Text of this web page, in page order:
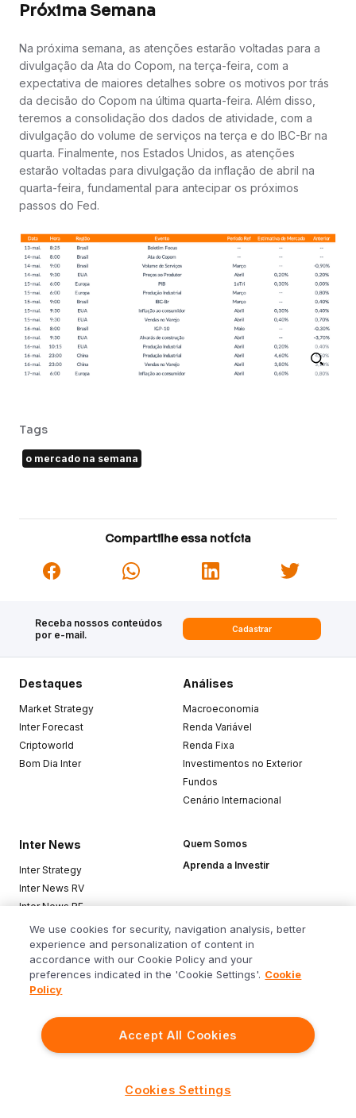
Próxima Semana
Na próxima semana, as atenções estarão voltadas para a
divulgação da Ata do Copom, na terça-feira, com a
expectativa de maiores detalhes sobre os motivos por trás
da decisão do Copom na última quarta-feira. Além disso,
teremos a consolidação dos dados de atividade, com a
divulgação do volume de serviços na terça e do IBC-Br na
quarta. Finalmente, nos Estados Unidos, as atenções
estarão voltadas para divulgação da inflação de abril na
quarta-feira, fundamental para antecipar os próximos
passos do Fed.
Tags
o mercado na semana
Compartilhe essa notícia
Receba nossos conteúdos
por e-mail.
Cadastrar
Siga o Inter
Destaques
Market Strategy
Inter Forecast
Criptoworld
Bom Dia Inter
Análises
Macroeconomia
Renda Variável
Renda Fixa
Investimentos no Exterior
Fundos
Cenário Internacional
Inter News
Inter Strategy
Inter News RV
Inter News RF
Top Funds
Quem Somos
Aprenda a Investir
Baixe o app
We use cookies for security, navigation analysis, better
experience and personalization of content in
accordance with our Cookie Policy and your
preferences indicated in the 'Cookie Settings'. Cookie
Policy
Accept All Cookies
Cookies Settings